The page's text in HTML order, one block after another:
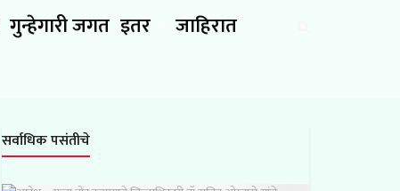
गुन्हेगारी जगत इतर जाहिरात
सर्वाधिक पसंतीचे